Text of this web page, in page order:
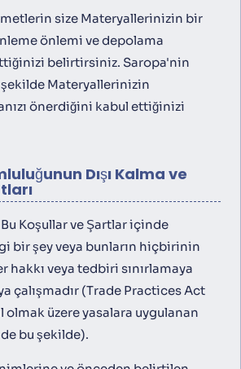
size Materyallerinizin bir
önlemi ve depolama
belirtirsiniz. Saropa'nin
Materyallerinizin
önerdiğini kabul ettiğinizi
Dışı Kalma ve
Koşullar ve Şartlar içinde
bir şey veya bunların hiçbirinin
hakkı veya tedbiri sınırlamaya
çalışmadır (Trade Practices Act
olmak üzere yasalara uygulanan
bu şekilde).